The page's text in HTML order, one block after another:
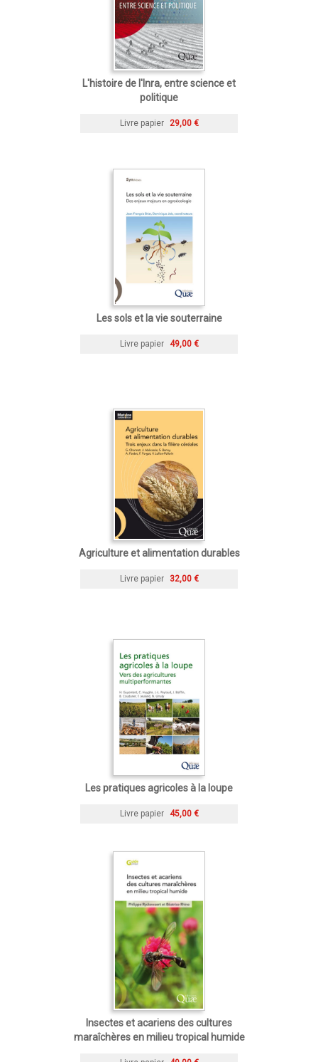
L'histoire de l'Inra, entre science et
politique
Livre papier 29,00 €
Les sols et la vie souterraine
Livre papier 49,00 €
Agriculture et alimentation durables
Livre papier 32,00 €
Les pratiques agricoles à la loupe
Livre papier 45,00 €
Insectes et acariens des cultures
maraîchères en milieu tropical humide